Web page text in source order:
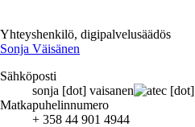
Yhteyshenkilö, digipalvelusäädös
Sonja Väisänen
Sähköposti
sonja [dot] vaisanen ec [dot]
Matkapuhelinnumero
+ 358 44 901 4944